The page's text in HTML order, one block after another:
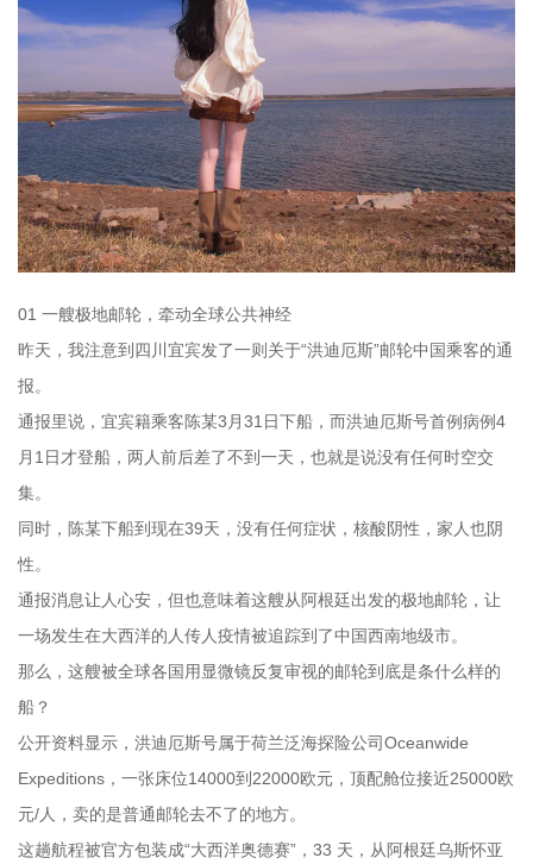
01 一艘极地邮轮，牵动全球公共神经
昨天，我注意到四川宜宾发了一则关于“洪迪厄斯”邮轮中国乘客的通
报。
通报里说，宜宾籍乘客陈某3月31日下船，而洪迪厄斯号首例病例4
月1日才登船，两人前后差了不到一天，也就是说没有任何时空交
集。
同时，陈某下船到现在39天，没有任何症状，核酸阴性，家人也阴
性。
通报消息让人心安，但也意味着这艘从阿根廷出发的极地邮轮，让
一场发生在大西洋的人传人疫情被追踪到了中国西南地级市。
那么，这艘被全球各国用显微镜反复审视的邮轮到底是条什么样的
船？
公开资料显示，洪迪厄斯号属于荷兰泛海探险公司Oceanwide
Expeditions，一张床位14000到22000欧元，顶配舱位接近25000欧
元/人，卖的是普通邮轮去不了的地方。
这趟航程被官方包装成“大西洋奥德赛”，33 天，从阿根廷乌斯怀亚